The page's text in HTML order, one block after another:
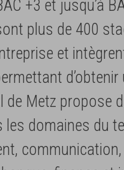
+3 et jusqu’à
plus de 400
et
de Metz propose
domaines du